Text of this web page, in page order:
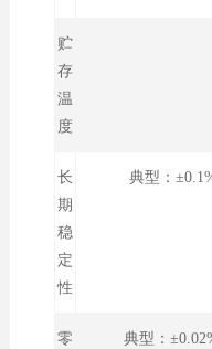
贮
存
温
度
长
期
稳
定
性
典型：
零
典型：